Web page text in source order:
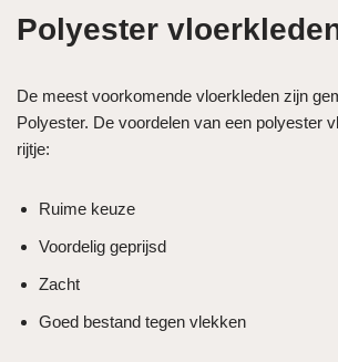
Polyester
De meest voorkomende vloerkleden zijn
Polyester. De voordelen van een polyester
rijtje:
Ruime keuze
Voordelig geprijsd
Zacht
Goed bestand tegen vlekken